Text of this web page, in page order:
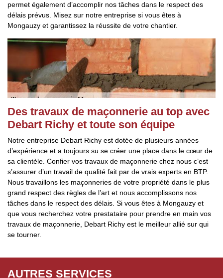
permet également d’accomplir nos tâches dans le respect des
délais prévus. Misez sur notre entreprise si vous êtes à
Mongauzy et garantissez la réussite de votre chantier.
Des travaux de maçonnerie au top avec
Debart Richy et toute son équipe
Notre entreprise Debart Richy est dotée de plusieurs années
d’expérience et a toujours su se créer une place dans le cœur de
sa clientèle. Confier vos travaux de maçonnerie chez nous c’est
s’assurer d’un travail de qualité fait par de vrais experts en BTP.
Nous travaillons les maçonneries de votre propriété dans le plus
grand respect des règles de l’art et nous accomplissons nos
tâches dans le respect des délais. Si vous êtes à Mongauzy et
que vous recherchez votre prestataire pour prendre en main vos
travaux de maçonnerie, Debart Richy est le meilleur allié sur qui
se tourner.
AUTRES SERVICES